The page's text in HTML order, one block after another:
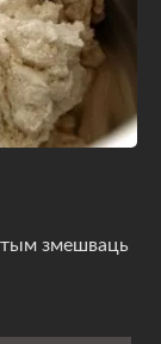
змешваць